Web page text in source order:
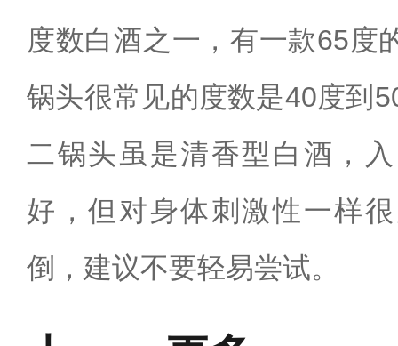
度数白酒之一，有一款65度
锅头很常见的度数是40度到
二锅头虽是清香型白酒，
好，但对身体刺激性一样
倒，建议不要轻易尝试。